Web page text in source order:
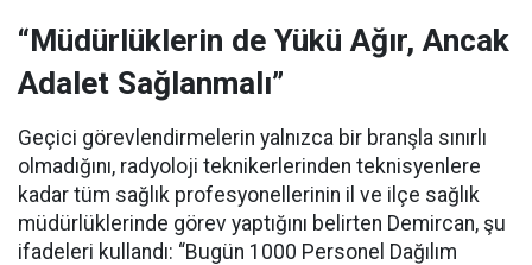
“Müdürlüklerin de Yükü Ağır, Ancak
Adalet Sağlanmalı”
Geçici görevlendirmelerin yalnızca bir branşla sınırlı
olmadığını, radyoloji teknikerlerinden teknisyenlere
kadar tüm sağlık profesyonellerinin il ve ilçe sağlık
müdürlüklerinde görev yaptığını belirten Demircan, şu
ifadeleri kullandı: “Bugün 1000 Personel Dağılım